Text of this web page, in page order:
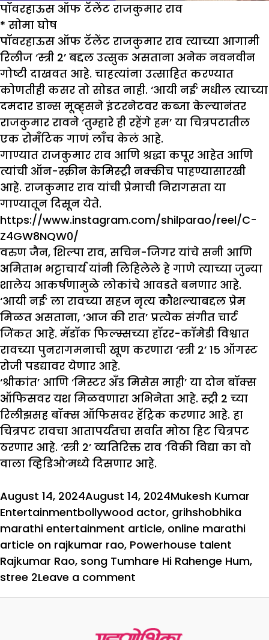
पॉवरहाऊस ऑफ टॅलेंट राजकुमार राव
* सोमा घोष
पॉवरहाऊस ऑफ टॅलेंट राजकुमार राव त्याच्या आगामी
रिलीज ‘स्त्री 2’ बद्दल उत्सुक असताना अनेक नवनवीन
गोष्टी दाखवत आहे. चाहत्यांना उत्साहित करण्यात
कोणतीही कसर तो सोडत नाही. ‘आयी नई’ मधील त्याच्या
दमदार डान्स मूव्ह्सने इंटरनेटवर कब्जा केल्यानंतर
राजकुमार रावने ‘तुम्हारे ही रहेंगे हम’ या चित्रपटातील
एक रोमँटिक गाणं लाँच केलं आहे.
गाण्यात राजकुमार राव आणि श्रद्धा कपूर आहेत आणि
त्यांची ऑन-स्क्रीन केमिस्ट्री नक्कीच पाहण्यासारखी
आहे. राजकुमार राव यांची प्रेमाची निरागसता या
गाण्यातून दिसून येते.
https://www.instagram.com/shilparao/reel/C-
Z4GW8NQW0/
वरुण जैन, शिल्पा राव, सचिन-जिगर यांचे सनी आणि
अमिताभ भट्टाचार्य यांनी लिहिलेले हे गाणे त्याच्या जुन्या
शालेय आकर्षणामुळे लोकांचे आवडते बनणार आहे.
‘आयी नई’ ला रावच्या सहज नृत्य कौशल्याबद्दल प्रेम
मिळत असताना, ‘आज की रात’ प्रत्येक संगीत चार्ट
जिंकत आहे. मॅडॉक फिल्म्सच्या हॉरर-कॉमेडी विश्वात
रावच्या पुनरागमनाची खूण करणारा ‘स्त्री 2’ 15 ऑगस्ट
रोजी पडद्यावर येणार आहे.
‘श्रीकांत’ आणि ‘मिस्टर अँड मिसेस माही’ या दोन बॉक्स
ऑफिसवर यश मिळवणारा अभिनेता आहे. स्ट्री 2 च्या
रिलीझसह बॉक्स ऑफिसवर हॅट्रिक करणार आहे. हा
चित्रपट रावचा आतापर्यंतचा सर्वात मोठा हिट चित्रपट
ठरणार आहे. ‘स्त्री 2’ व्यतिरिक्त राव ‘विकी विद्या का वो
वाला व्हिडिओ’मध्ये दिसणार आहे.
Posted
on
August 14, 2024August 14, 2024Author
Mukesh Kumar
EntertainmentTags
bollywood actor, grihshobhika
marathi entertainment article, online marathi
article on rajkumar rao, Powerhouse talent
Rajkumar Rao, song Tumhare Hi Rahenge Hum,
stree 2Leave a comment
टॅलेंट